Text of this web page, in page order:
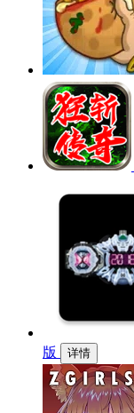
版
详情